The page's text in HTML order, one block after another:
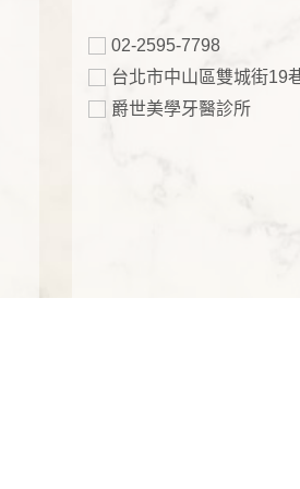
02-2595-7798
台北市中山區雙城街19
爵世美學牙醫診所